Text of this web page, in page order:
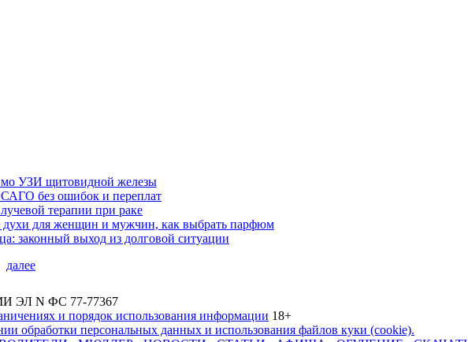
УЗИ щитовидной железы
без ошибок и переплат
терапии при раке
для женщин и мужчин, как выбрать парфюм
законный выход из долговой ситуации
далее
ЭЛ N ФС 77-77367
и порядок использования информации 18+
обработки персональных данных и использования файлов куки (cookie).